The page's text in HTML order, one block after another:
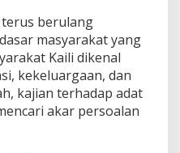
berulang
masyarakat yang
Kaili dikenal
kekeluargaan, dan
kajian terhadap adat
akar persoalan